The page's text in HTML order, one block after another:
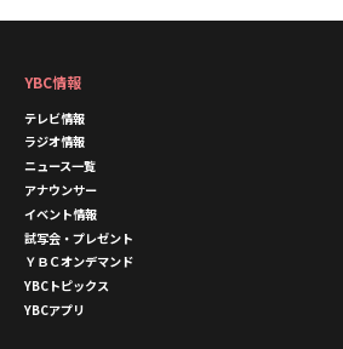
YBC情報
テレビ情報
ラジオ情報
ニュース一覧
アナウンサー
イベント情報
試写会・プレゼント
ＹＢＣオンデマンド
YBCトピックス
YBCアプリ